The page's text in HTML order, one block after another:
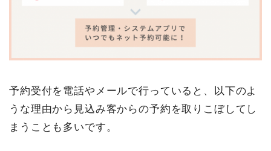
予約受付を電話やメールで行っていると、以下のよ
うな理由から見込み客からの予約を取りこぼしてし
まうことも多いです。